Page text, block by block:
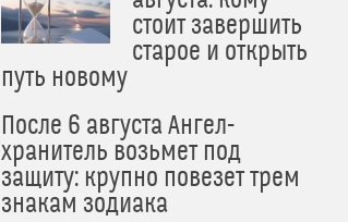
стоит завершить
старое и открыть
путь новому
После 6 августа Ангел-
хранитель возьмет под
защиту: крупно повезет трем
знакам зодиака